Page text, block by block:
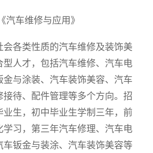
《汽车维修与应用》
会各类性质的汽车维修及装饰美
型人才，包括汽车维修、汽车电
与涂装、汽车装饰美容、汽车
接待、配件管理等多个方向。招
业生，初中毕业生学制三年，前
学习，第三年汽车修理、汽车电
钣金与装涂、汽车装饰美容等